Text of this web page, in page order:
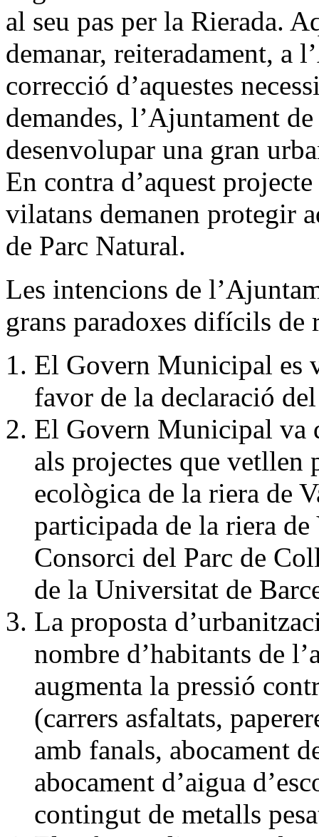
al seu pas per la Rierada.
demanar, reiteradament, a
correcció d’aquestes
demandes, l’Ajuntament
desenvolupar una gran
En contra d’aquest
vilatans demanen protegir
de Parc Natural.
Les intencions de
grans paradoxes difícils de
El Govern Municipal es
favor de la declaració
El Govern Municipal va
als projectes que
ecològica de la riera de
participada de la riera
Consorci del Parc de
de la Universitat de
La proposta
nombre d’habitants de
augmenta la pressió
(carrers asfaltats,
amb fanals, abocament
abocament d’aigua
contingut de metalls